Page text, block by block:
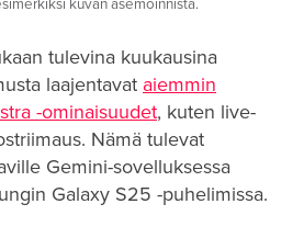
kuvan asemoinnista.
tulevina kuukausina
laajentavat aiemmin
-ominaisuudet, kuten live-
Nämä tulevat
Gemini-sovelluksessa
Galaxy S25 -puhelimissa.